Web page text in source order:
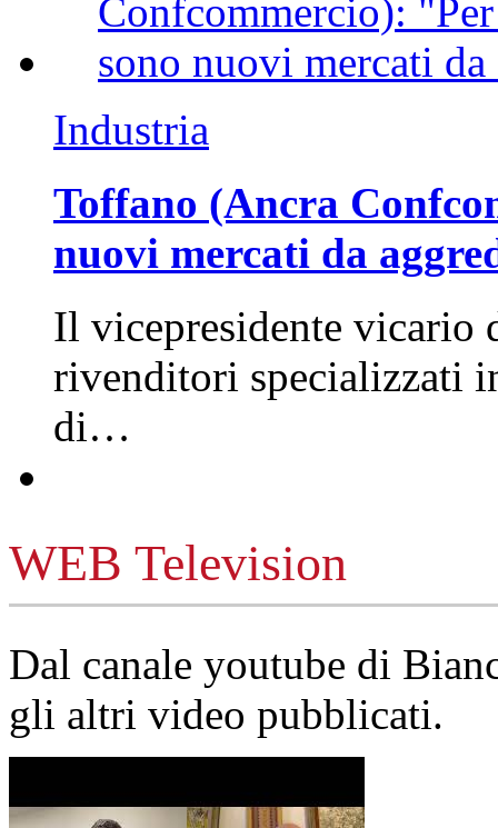
Industria
Toffano (Ancra
nuovi mercati da
Il vicepresidente vicario
rivenditori specializzati
di…
WEB Television
Dal canale youtube di
gli altri video pubblicati.